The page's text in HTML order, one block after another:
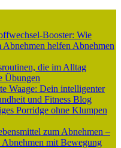
Booster: Wie
helfen Abnehmen
die im Alltag
Übungen
Waage: Dein intelligenter
und Fitness Blog
Porridge ohne Klumpen
zum Abnehmen –
Abnehmen mit Bewegung